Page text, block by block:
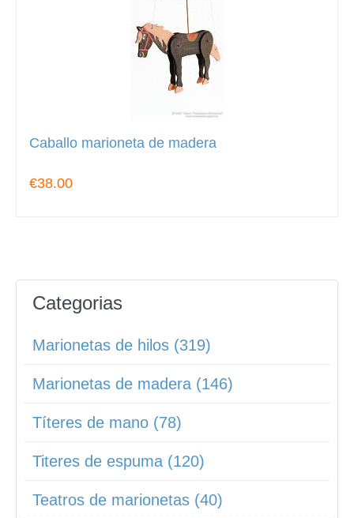
Caballo marioneta de madera
€38.00
Categorias
Marionetas de hilos (319)
Marionetas de madera (146)
Títeres de mano (78)
Titeres de espuma (120)
Teatros de marionetas (40)